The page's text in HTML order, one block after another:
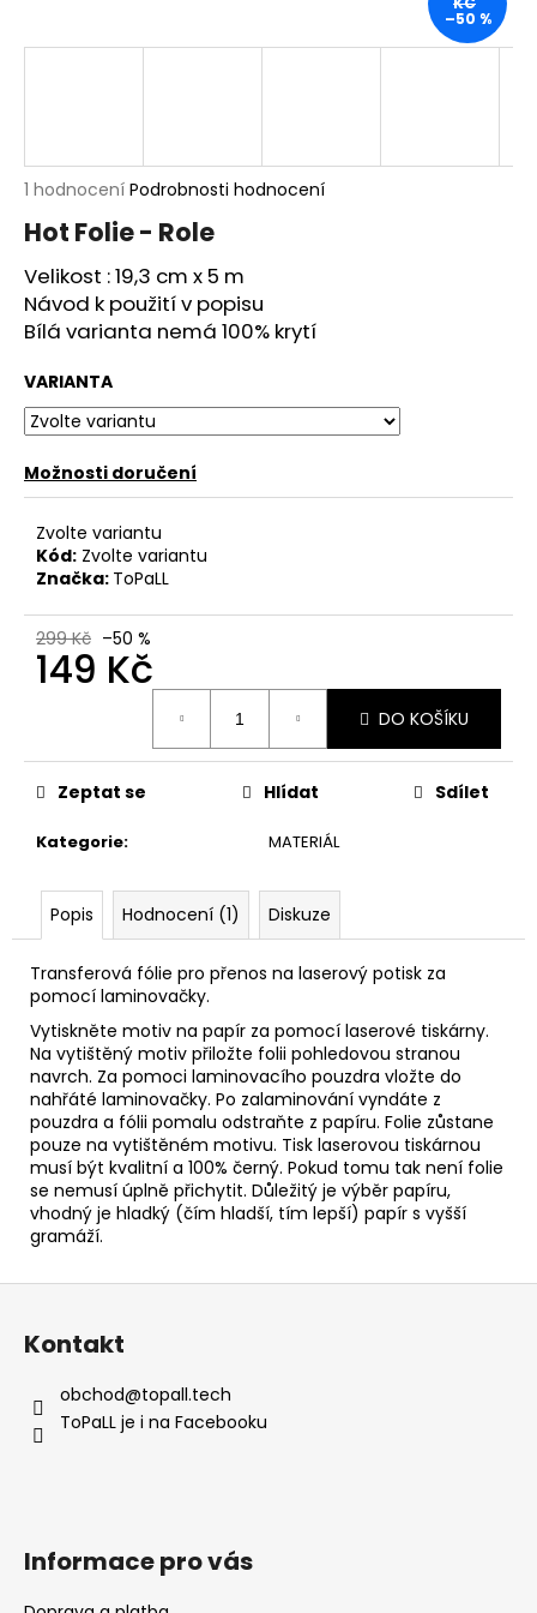
Průměrné
produktu
5,0
z
5
1 hodnocení Podrobnosti hodnocení
Hot Folie - Role
Velikost : 19,3 cm x 5 m
Návod k použití v popisu
Bílá varianta nemá 100% krytí
VARIANTA
Možnosti doručení
Zvolte variantu
Kód: Zvolte variantu
Značka: ToPaLL
299 Kč –50 %
149 Kč
DO KOŠÍKU
Kategorie: MATERIÁL
Zeptat se Hlídat Sdílet
–50 %
Popis Hodnocení (1) Diskuze
Transferová fólie pro přenos na laserový potisk za
pomocí laminovačky.
Vytiskněte motiv na papír za pomocí laserové tiskárny.
Na vytištěný motiv přiložte folii pohledovou stranou
navrch. Za pomoci laminovacího pouzdra vložte do
nahřáté laminovačky. Po zalaminování vyndáte z
pouzdra a fólii pomalu odstraňte z papíru. Folie zůstane
pouze na vytištěném motivu. Tisk laserovou tiskárnou
musí být kvalitní a 100% černý. Pokud tomu tak není folie
se nemusí úplně přichytit. Důležitý je výběr papíru,
vhodný je hladký (čím hladší, tím lepší) papír s vyšší
gramáží.
j
?
HLEDAT
D
o
p
o
r
č
u
e
m
Kontakt
obchod@topall.tech
ToPaLL je i na Facebooku
Informace pro vás